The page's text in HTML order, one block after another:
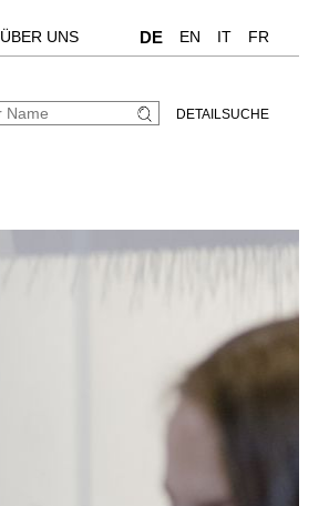
ÜBER UNS DE EN IT FR
DETAILSUCHE